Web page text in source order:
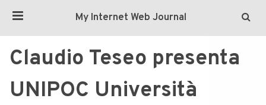
My Internet Web Journal
Claudio Teseo presenta
UNIPOC Università